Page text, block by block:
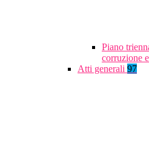
Piano
corruzione
Atti generali 97